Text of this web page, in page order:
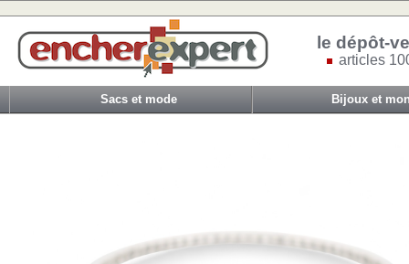
le dépôt-
articles
Sacs et mode Bijoux et